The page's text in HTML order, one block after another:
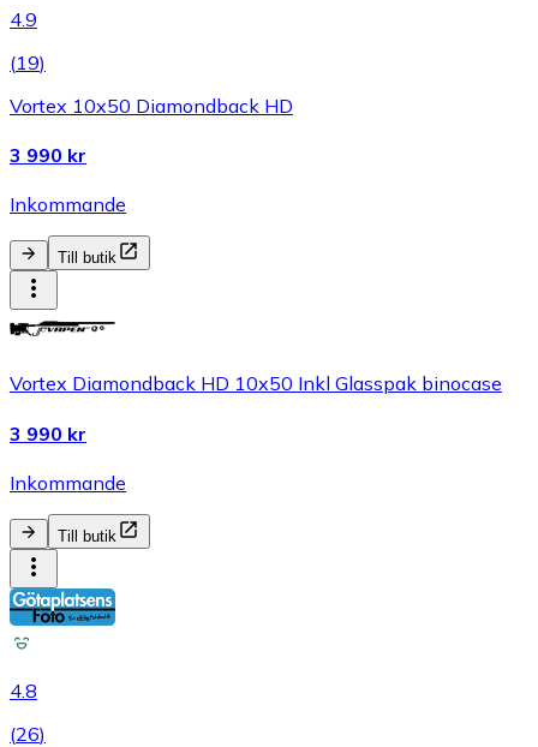
4.9
(19)
Vortex 10x50 Diamondback HD
3 990 kr
Inkommande
Till butik
Vortex Diamondback HD 10x50 Inkl Glasspak binocase
3 990 kr
Inkommande
Till butik
4.8
(26)